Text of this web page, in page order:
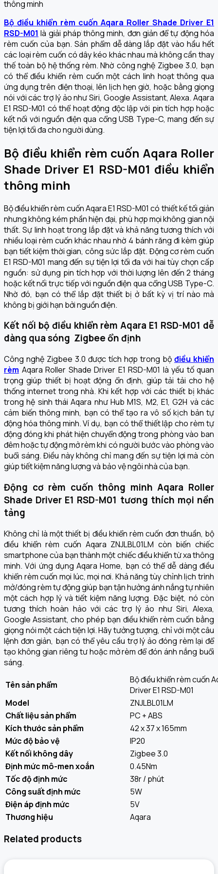
Bộ điều khiển rèm cuốn Aqara Roller Shade Driver E1
RSD-M01 là giải pháp thông minh, đơn giản để tự động hóa
rèm cuốn của bạn. Sản phẩm dễ dàng lắp đặt vào hầu hết
các loại rèm cuốn có dây kéo khác nhau mà không cần thay
thế toàn bộ hệ thống rèm. Nhờ công nghệ Zigbee 3.0, bạn
có thể điều khiển rèm cuốn một cách linh hoạt thông qua
ứng dụng trên điện thoại, lên lịch hẹn giờ, hoặc bằng giọng
nói với các trợ lý ảo như Siri, Google Assistant, Alexa. Aqara
E1 RSD-M01 có thể hoạt động độc lập với pin tích hợp hoặc
kết nối với nguồn điện qua cổng USB Type-C, mang đến sự
tiện lợi tối đa cho người dùng.
Bộ điều khiển rèm cuốn Aqara Roller
Shade Driver E1 RSD-M01 điều khiển
thông minh
Bộ điều khiển rèm cuốn Aqara E1 RSD-M01 có thiết kế tối giản
nhưng không kém phần hiện đại, phù hợp mọi không gian nội
thất. Sự linh hoạt trong lắp đặt và khả năng tương thích với
nhiều loại rèm cuốn khác nhau nhờ 4 bánh răng đi kèm giúp
bạn tiết kiệm thời gian, công sức lắp đặt. Động cơ rèm cuốn
E1 RSD-M01 mang đến sự tiện lợi tối đa với hai tùy chọn cấp
nguồn: sử dụng pin tích hợp với thời lượng lên đến 2 tháng
hoặc kết nối trực tiếp với nguồn điện qua cổng USB Type-C.
Nhờ đó, bạn có thể lắp đặt thiết bị ở bất kỳ vị trí nào mà
không bị giới hạn bởi nguồn điện.
Kết nối bộ điều khiển rèm Aqara E1 RSD-M01 dễ
dàng qua sóng Zigbee ổn định
Công nghệ Zigbee 3.0 được tích hợp trong bộ điều khiển
rèm Aqara Roller Shade Driver E1 RSD-M01 là yếu tố quan
trọng giúp thiết bị hoạt động ổn định, giúp tải tải cho hệ
thống internet trong nhà. Khi kết hợp với các thiết bị khác
trong hệ sinh thái Aqara như Hub M1S, M2, E1, G2H và các
cảm biến thông minh, bạn có thể tạo ra vô số kịch bản tự
động hóa thông minh. Ví dụ, bạn có thể thiết lập cho rèm tự
động đóng khi phát hiện chuyển động trong phòng vào ban
đêm hoặc tự động mở rèm khi có người bước vào phòng vào
buổi sáng. Điều này không chỉ mang đến sự tiện lợi mà còn
giúp tiết kiệm năng lượng và bảo vệ ngôi nhà của bạn.
Động cơ rèm cuốn thông minh Aqara Roller
Shade Driver E1 RSD-M01 tương thích mọi nền
tảng
Không chỉ là một thiết bị điều khiển rèm cuốn đơn thuần, bộ
điều khiển rèm cuốn Aqara ZNJLBL01LM còn biến chiếc
smartphone của bạn thành một chiếc điều khiển từ xa thông
minh. Với ứng dụng Aqara Home, bạn có thể dễ dàng điều
khiển rèm cuốn mọi lúc, mọi nơi. Khả năng tùy chỉnh lịch trình
mở/đóng rèm tự động giúp bạn tận hưởng ánh nắng tự nhiên
một cách hợp lý và tiết kiệm năng lượng. Đặc biệt, nó còn
tương thích hoàn hảo với các trợ lý ảo như Siri, Alexa,
Google Assistant, cho phép bạn điều khiển rèm cuốn bằng
giọng nói một cách tiện lợi. Hãy tưởng tượng, chỉ với một câu
lệnh đơn giản, bạn có thể yêu cầu trợ lý ảo đóng rèm lại để
tạo không gian riêng tư hoặc mở rèm để đón ánh nắng buổi
sáng.
Tên sản phẩm
Bộ điều khiển rèm cuốn
Driver E1 RSD-M01
Model
ZNJLBL01LM
Chất liệu sản phẩm
PC + ABS
Kích thước sản phẩm
42 x 37 x 165mm
Mức độ bảo vệ
IP20
Kết nối không dây
Zigbee 3.0
Định mức mô-men xoắn
0.45Nm
Tốc độ định mức
38r / phút
Công suất định mức
5W
Điện áp định mức
5V
Thương hiệu
Aqara
Related products